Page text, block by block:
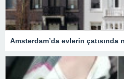
Amsterdam’da evlerin çatısında